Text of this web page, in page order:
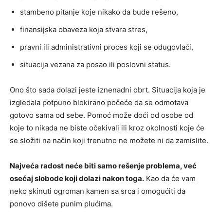
stambeno pitanje koje nikako da bude rešeno,
finansijska obaveza koja stvara stres,
pravni ili administrativni proces koji se odugovlači,
situacija vezana za posao ili poslovni status.
Ono što sada dolazi jeste iznenadni obrt. Situacija koja je
izgledala potpuno blokirano počeće da se odmotava
gotovo sama od sebe. Pomoć može doći od osobe od
koje to nikada ne biste očekivali ili kroz okolnosti koje će
se složiti na način koji trenutno ne možete ni da zamislite.
Najveća radost neće biti samo rešenje problema, već
osećaj slobode koji dolazi nakon toga. Kao da će vam
neko skinuti ogroman kamen sa srca i omogućiti da
ponovo dišete punim plućima.